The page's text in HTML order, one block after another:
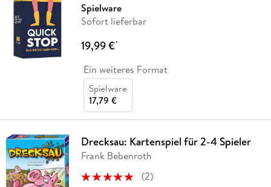
Spielware
Sofort lieferbar
19,99 €*
Ein weiteres Format
Spielware
17,79 €
Drecksau: Kartenspiel für 2-4 Spieler
Frank Bebenroth
(2)